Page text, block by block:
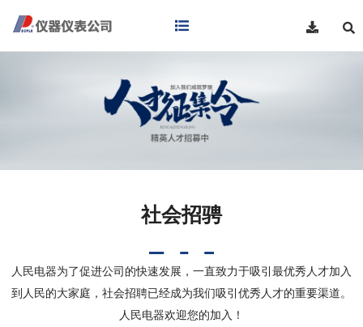
社会招骋
人民电器为了促进公司的快速发展，一直致力于吸引最优秀人才加入
到人民的大家庭，社会招聘已经成为我们吸引优秀人才的重要渠道。
人民电器欢迎您的加入！